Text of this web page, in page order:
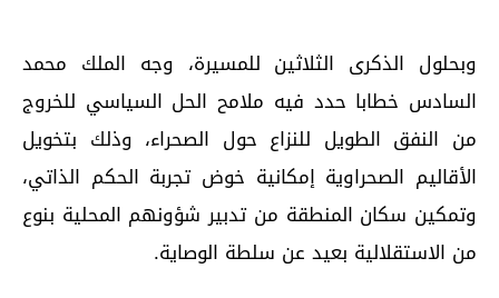
وبحلول الذكرى الثلاثين للمسيرة، وجه الملك محمد
السادس خطابا حدد فيه ملامح الحل السياسي للخروج
من النفق الطويل للنزاع حول الصحراء، وذلك بتخويل
الأقاليم الصحراوية إمكانية خوض تجربة الحكم الذاتي،
وتمكين سكان المنطقة من تدبير شؤونهم المحلية بنوع
من الاستقلالية بعيد عن سلطة الوصاية.